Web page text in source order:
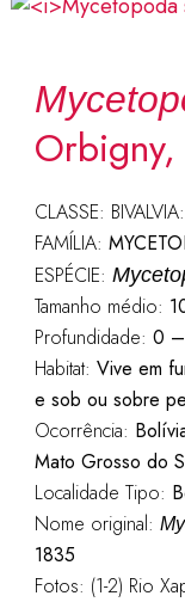
CLASSE: BIVALVIA:
FAMÍLIA:
ESPÉCIE:
Tamanho médio:
Profundidade: 0
Habitat: Vive em
e sob ou sobre
Ocorrência:
Mato Grosso do
Localidade Tipo:
Nome original:
1835
Fotos: (1-2) Rio